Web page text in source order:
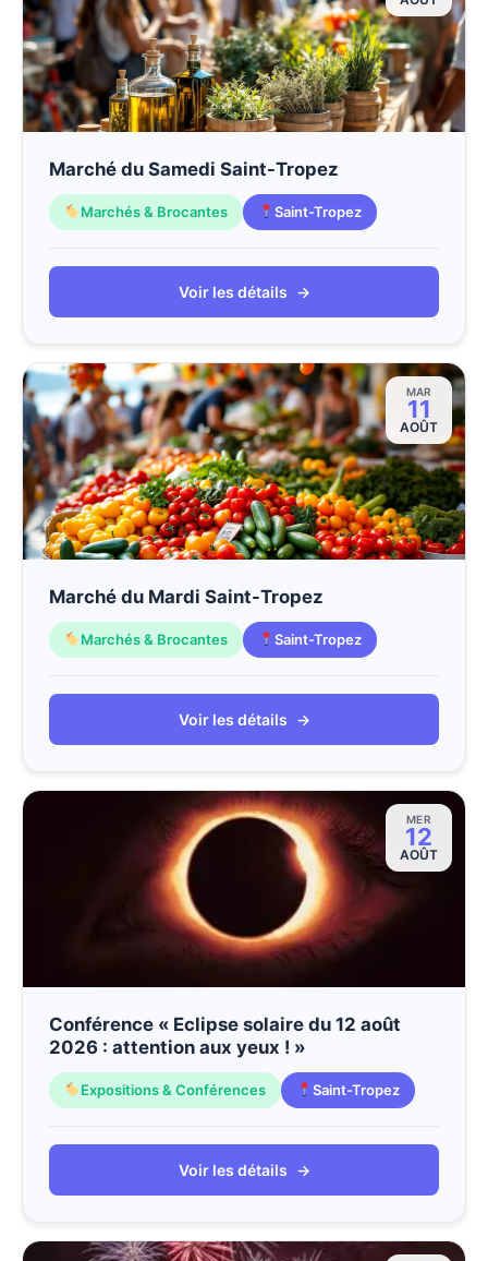
Marché du Samedi Saint-Tropez
Marchés & Brocantes Saint-Tropez
Voir les détails →
MAR
11
AOÛT
Marché du Mardi Saint-Tropez
Marchés & Brocantes Saint-Tropez
Voir les détails →
MER
12
AOÛT
Conférence « Eclipse solaire du 12 août
2026 : attention aux yeux ! »
Expositions & Conférences Saint-Tropez
Voir les détails →